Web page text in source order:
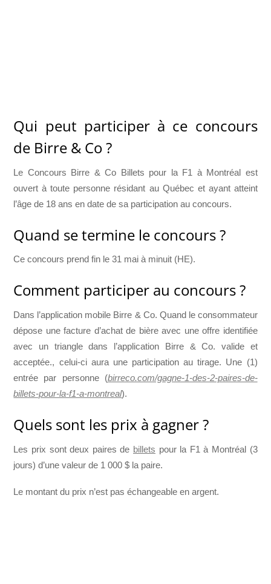
Qui peut participer à ce concours
de Birre & Co ?
Le Concours Birre & Co Billets pour la F1 à Montréal est
ouvert à toute personne résidant au Québec et ayant atteint
l’âge de 18 ans en date de sa participation au concours.
Quand se termine le concours ?
Ce concours prend fin le 31 mai à minuit (HE).
Comment participer au concours ?
Dans l’application mobile Birre & Co. Quand le consommateur
dépose une facture d’achat de bière avec une offre identifiée
avec un triangle dans l’application Birre & Co. valide et
acceptée., celui-ci aura une participation au tirage. Une (1)
entrée par personne (birreco.com/gagne-1-des-2-paires-de-
billets-pour-la-f1-a-montreal).
Quels sont les prix à gagner ?
Les prix sont deux paires de billets pour la F1 à Montréal (3
jours) d’une valeur de 1 000 $ la paire.
Le montant du prix n’est pas échangeable en argent.